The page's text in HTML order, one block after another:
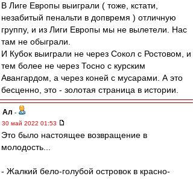
В Лиге Европы выиграли ( тоже, кстати,
незабитый пенальти в допвремя ) отличную
группу, и из Лиги Европы мы не вылетели. Нас
там не обыграли.
И Кубок выиграли не через Сокол с Ростовом, и
тем более не через Тосно с курским
Авангардом, а через коней с мусарами. А это
бесценно, это - золотая страница в истории.
Ал -
30 май 2022 01:53
Это было настоящее возвращение в
молодость...
- Жалкий бело-голубой островок в красно-